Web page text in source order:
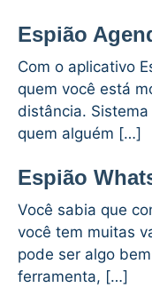
Espião
Com o aplicativo
quem você está
distância.
quem alguém […]
Espião
Você sabia que
você tem muitas
pode ser algo
ferramenta, […]